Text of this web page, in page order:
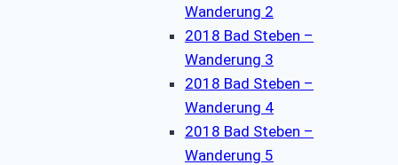
Wanderung 2
2018 Bad Steben –
Wanderung 3
2018 Bad Steben –
Wanderung 4
2018 Bad Steben –
Wanderung 5